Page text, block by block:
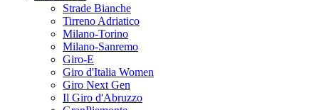
Strade Bianche
Tirreno Adriatico
Milano-Torino
Milano-Sanremo
Giro-E
Giro d'Italia Women
Giro Next Gen
Il Giro d'Abruzzo